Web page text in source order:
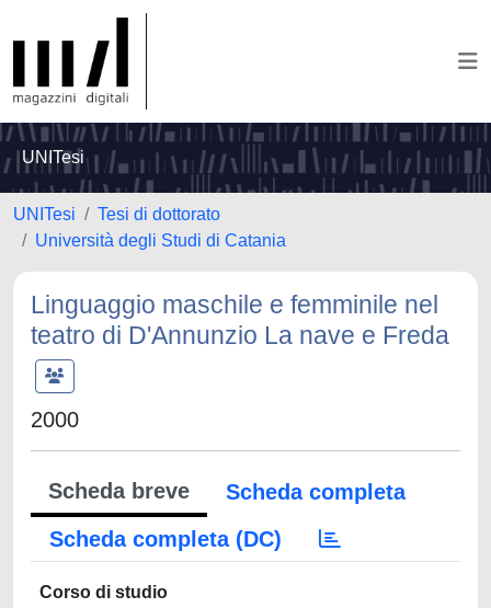
UNITesi
UNITesi
Tesi di dottorato
Università degli Studi di Catania
Linguaggio maschile e femminile nel
teatro di D'Annunzio La nave e Freda
2000
Scheda breve
Scheda completa
Scheda completa (DC)
Corso di studio